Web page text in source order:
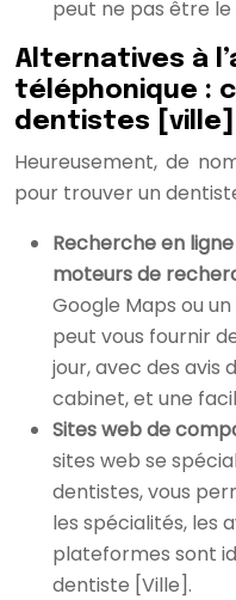
peut ne pas être le
Alternatives à
téléphonique :
dentistes [ville]
Heureusement, de
pour trouver un
Recherche en
moteurs de
Google Maps ou
peut vous fournir
jour, avec des avis
cabinet, et une
Sites web de
sites web se
dentistes, vous
les spécialités, les
plateformes sont
dentiste [Ville].